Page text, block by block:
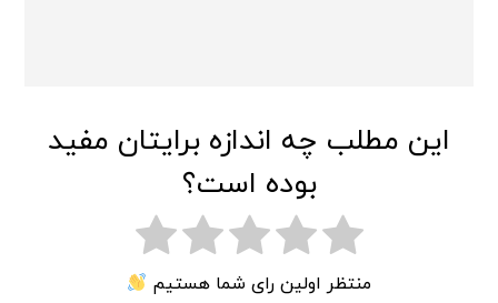
این مطلب چه اندازه برایتان مفید
بوده است؟
منتظر اولین رای شما هستیم